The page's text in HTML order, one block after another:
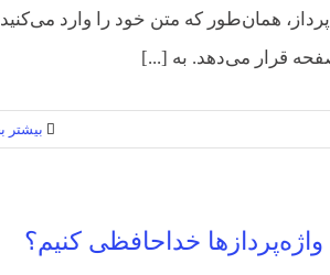
همان‌طور که متن خود را وارد
صفحه قرار می‌دهد. به [...]
بیشتر
خداحافظی کنیم؟